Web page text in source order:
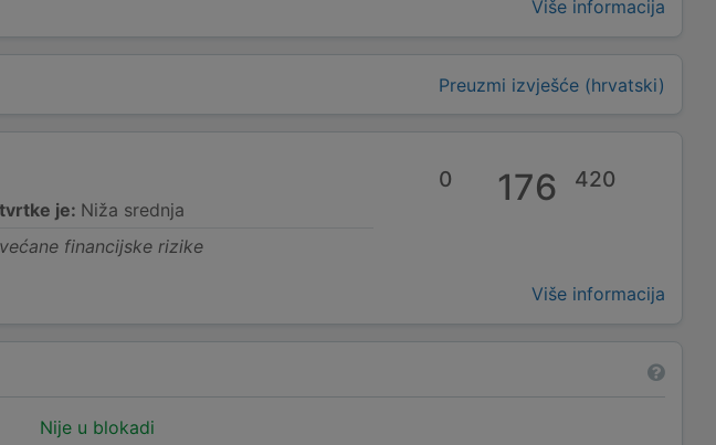
Više informacija
Preuzmi izvješće (hrvatski)
je: Niža srednja
financijske rizike
0 176 420
Više informacija
Nije u blokadi